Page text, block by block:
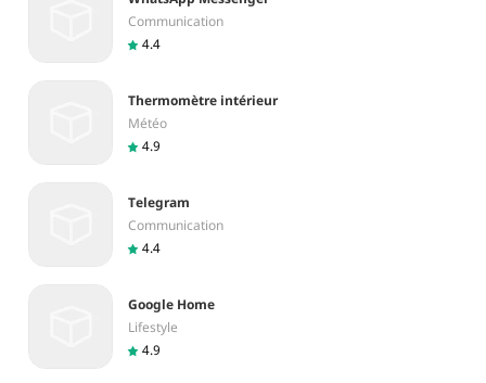
Communication
4.4
Thermomètre intérieur
Météo
4.9
Telegram
Communication
4.4
Google Home
Lifestyle
4.9